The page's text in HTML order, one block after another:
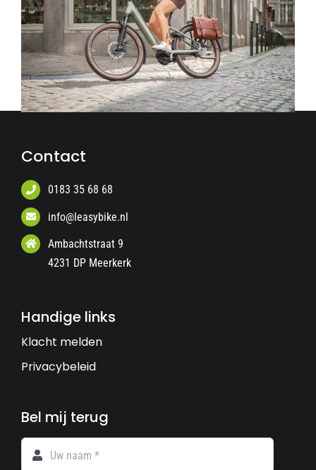
Contact
0183 35 68 68
info@leasybike.nl
Ambachtstraat 9
4231 DP Meerkerk
Handige links
Klacht melden
Privacybeleid
Bel mij terug